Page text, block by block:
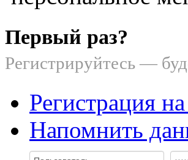
Первый раз?
Регистрируйтесь —
Регистрация
Напомнить